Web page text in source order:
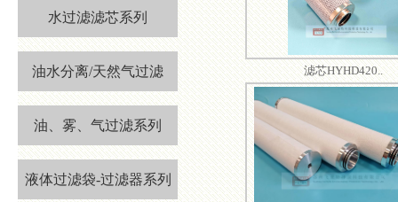
水过滤滤芯系列
油水分离/天然气过滤
油、雾、气过滤系列
液体过滤袋-过滤器系列
滤芯HYHD420..